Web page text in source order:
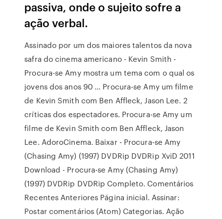
passiva, onde o sujeito sofre a
ação verbal.
Assinado por um dos maiores talentos da nova
safra do cinema americano - Kevin Smith -
Procura-se Amy mostra um tema com o qual os
jovens dos anos 90 … Procura-se Amy um filme
de Kevin Smith com Ben Affleck, Jason Lee. 2
críticas dos espectadores. Procura-se Amy um
filme de Kevin Smith com Ben Affleck, Jason
Lee. AdoroCinema. Baixar - Procura-se Amy
(Chasing Amy) (1997) DVDRip DVDRip XviD 2011
Download - Procura-se Amy (Chasing Amy)
(1997) DVDRip DVDRip Completo. Comentários
Recentes Anteriores Página inicial. Assinar:
Postar comentários (Atom) Categorias. Ação